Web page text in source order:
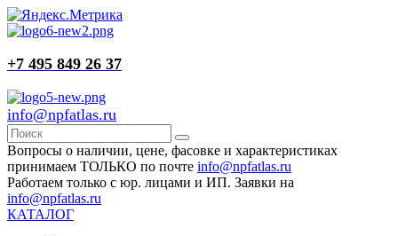
+7 495 849 26 37
info@npfatlas.ru
Вопросы о наличии, цене, фасовке и характеристиках
принимаем ТОЛЬКО по почте info@npfatlas.ru
Работаем только с юр. лицами и ИП. Заявки на
info@npfatlas.ru
КАТАЛОГ